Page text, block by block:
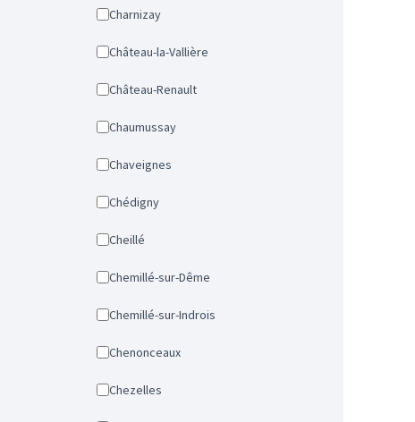
Charnizay
Château-la-Vallière
Château-Renault
Chaumussay
Chaveignes
Chédigny
Cheillé
Chemillé-sur-Dême
Chemillé-sur-Indrois
Chenonceaux
Chezelles